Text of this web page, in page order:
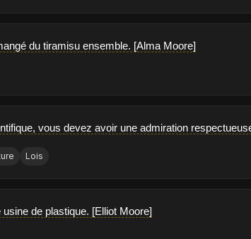
du tiramisu ensemble. [Alma Moore]
vous devez avoir une admiration
Lois
usine de plastique. [Elliot Moore]